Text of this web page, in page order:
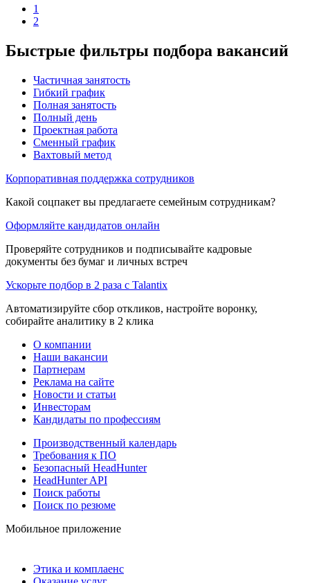
1
2
Быстрые фильтры подбора вакансий
Частичная занятость
Гибкий график
Полная занятость
Полный день
Проектная работа
Сменный график
Вахтовый метод
Корпоративная поддержка сотрудников
Какой соцпакет вы предлагаете семейным сотрудникам?
Оформляйте кандидатов онлайн
Проверяйте сотрудников и подписывайте кадровые
документы без бумаг и личных встреч
Ускорьте подбор в 2 раза с Talantix
Автоматизируйте сбор откликов, настройте воронку,
собирайте аналитику в 2 клика
О компании
Наши вакансии
Партнерам
Реклама на сайте
Новости и статьи
Инвесторам
Кандидаты по профессиям
Производственный календарь
Требования к ПО
Безопасный HeadHunter
HeadHunter API
Поиск работы
Поиск по резюме
Мобильное приложение
Этика и комплаенс